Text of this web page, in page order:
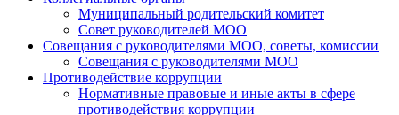
Муниципальный родительский комитет
Совет руководителей МОО
Совещания с руководителями МОО, советы, комиссии
Совещания с руководителями МОО
Противодействие коррупции
Нормативные правовые и иные акты в сфере
противодействия коррупции